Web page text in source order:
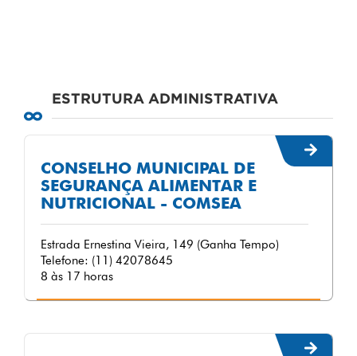
ESTRUTURA ADMINISTRATIVA
CONSELHO MUNICIPAL DE
SEGURANÇA ALIMENTAR E
NUTRICIONAL - COMSEA
Estrada Ernestina Vieira, 149 (Ganha Tempo)
Telefone: (11) 42078645
8 às 17 horas